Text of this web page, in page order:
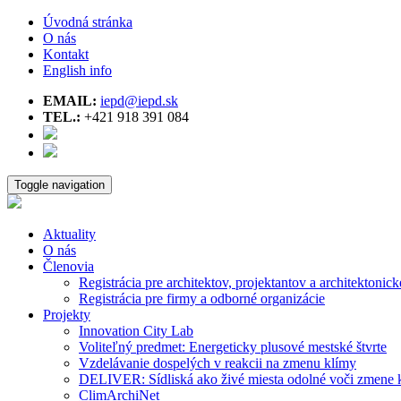
Úvodná stránka
O nás
Kontakt
English info
EMAIL: iepd@iepd.sk
TEL.: +421 918 391 084
Toggle navigation
Aktuality
O nás
Členovia
Registrácia pre architektov, projektantov a
Registrácia pre firmy a odborné organizácie
Projekty
Innovation City Lab
Voliteľný predmet: Energeticky plusové mestské štvrte
Vzdelávanie dospelých v reakcii na zmenu klímy
DELIVER: Sídliská ako živé miesta odolné voči zmene
ClimArchiNet